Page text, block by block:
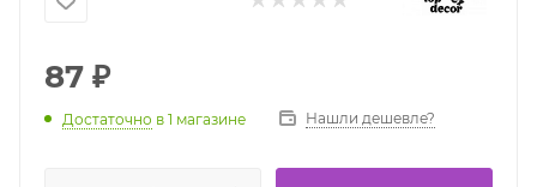
87 ₽
Достаточно в 1 магазине Нашли дешевле?